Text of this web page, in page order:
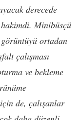
derecede
hakimdi. Minibüsçü
ortadan
çalışması
ve bekleme
de, çalışanlar